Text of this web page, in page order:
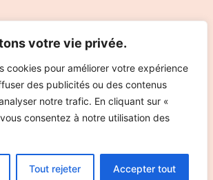
votre vie privée.
cookies pour améliorer votre expérience
des publicités ou des contenus
notre trafic. En cliquant sur «
consentez à notre utilisation des
Tout rejeter Accepter tout
de ventes
right reserved.
Suivez-nous sur les réseaux !